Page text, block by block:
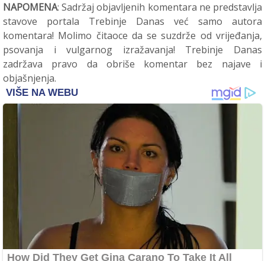
NAPOMENA: Sadržaj objavljenih komentara ne predstavlja
stavove portala Trebinje Danas već samo autora
komentara! Molimo čitaoce da se suzdrže od vrijeđanja,
psovanja i vulgarnog izražavanja! Trebinje Danas
zadržava pravo da obriše komentar bez najave i
objašnjenja.